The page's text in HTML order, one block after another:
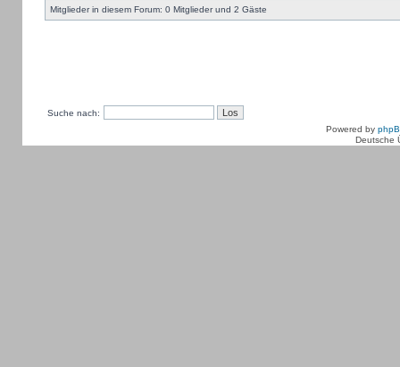
Mitglieder in diesem Forum: 0 Mitglieder und 2 Gäste
Suche nach:
Powered by
Deutsche